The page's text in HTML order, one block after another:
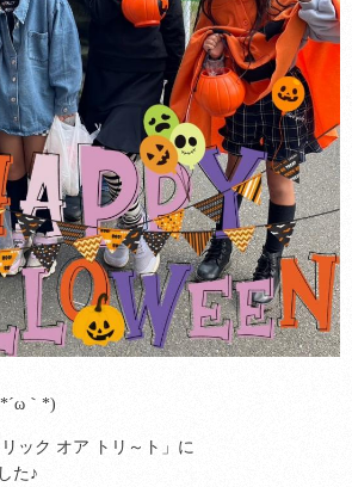
｀*)
ック オア トリ～ト」に
た♪